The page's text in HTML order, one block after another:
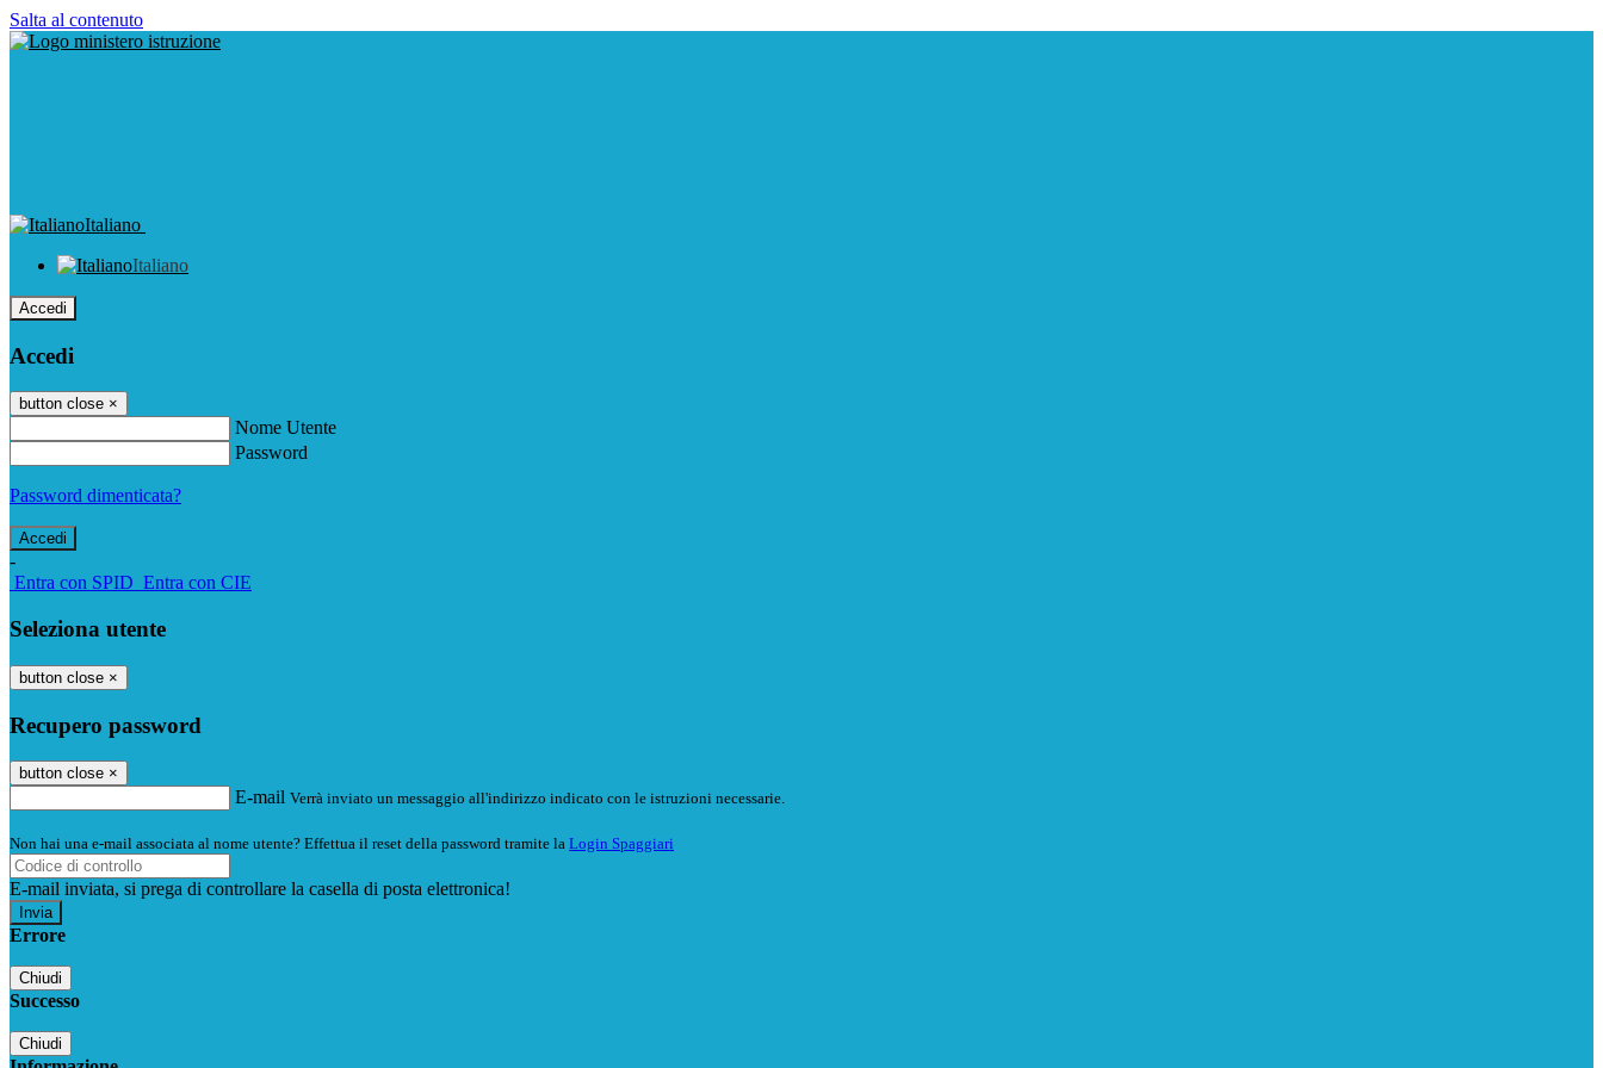
Salta al contenuto
Italiano
Italiano
Accedi
Accedi
button close ×
Nome Utente
Password
Password dimenticata?
-
Entra con SPID Entra con CIE
Seleziona utente
button close ×
Recupero password
button close ×
E-mail Verrà inviato un messaggio all'indirizzo indicato con le istruzioni necessarie.
Non hai una e-mail associata al nome utente? Effettua il reset della password tramite la Login Spaggiari
E-mail inviata, si prega di controllare la casella di posta elettronica!
Errore
Chiudi
Successo
Chiudi